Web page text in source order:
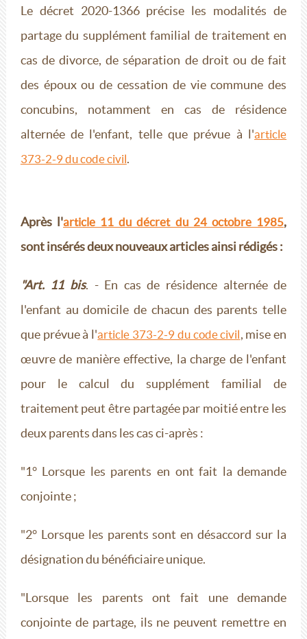
Le décret 2020-1366 précise les modalités de
partage du supplément familial de traitement en
cas de divorce, de séparation de droit ou de fait
des époux ou de cessation de vie commune des
concubins, notamment en cas de résidence
alternée de l'enfant, telle que prévue à l'article
373-2-9 du code civil.
Après l'article 11 du décret du 24 octobre 1985,
sont insérés deux nouveaux articles ainsi rédigés :
"Art. 11 bis. - En cas de résidence alternée de
l'enfant au domicile de chacun des parents telle
que prévue à l'article 373-2-9 du code civil, mise en
œuvre de manière effective, la charge de l'enfant
pour le calcul du supplément familial de
traitement peut être partagée par moitié entre les
deux parents dans les cas ci-après :
"1° Lorsque les parents en ont fait la demande
conjointe ;
"2° Lorsque les parents sont en désaccord sur la
désignation du bénéficiaire unique.
"Lorsque les parents ont fait une demande
conjointe de partage, ils ne peuvent remettre en